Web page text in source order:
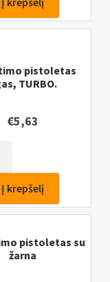
pistoletas
TURBO.
€5,63
Į krepšelį
pistoletas su
žarna